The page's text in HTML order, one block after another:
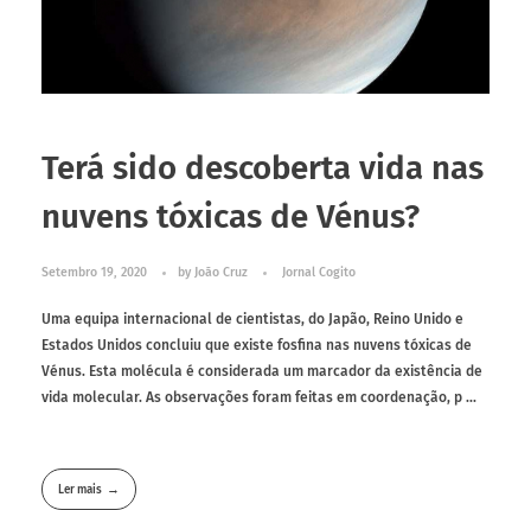
Terá sido descoberta vida nas
nuvens tóxicas de Vénus?
Setembro 19, 2020 by João Cruz Jornal Cogito
Uma equipa internacional de cientistas, do Japão, Reino Unido e
Estados Unidos concluiu que existe fosfina nas nuvens tóxicas de
Vénus. Esta molécula é considerada um marcador da existência de
vida molecular. As observações foram feitas em coordenação, p ...
Ler mais